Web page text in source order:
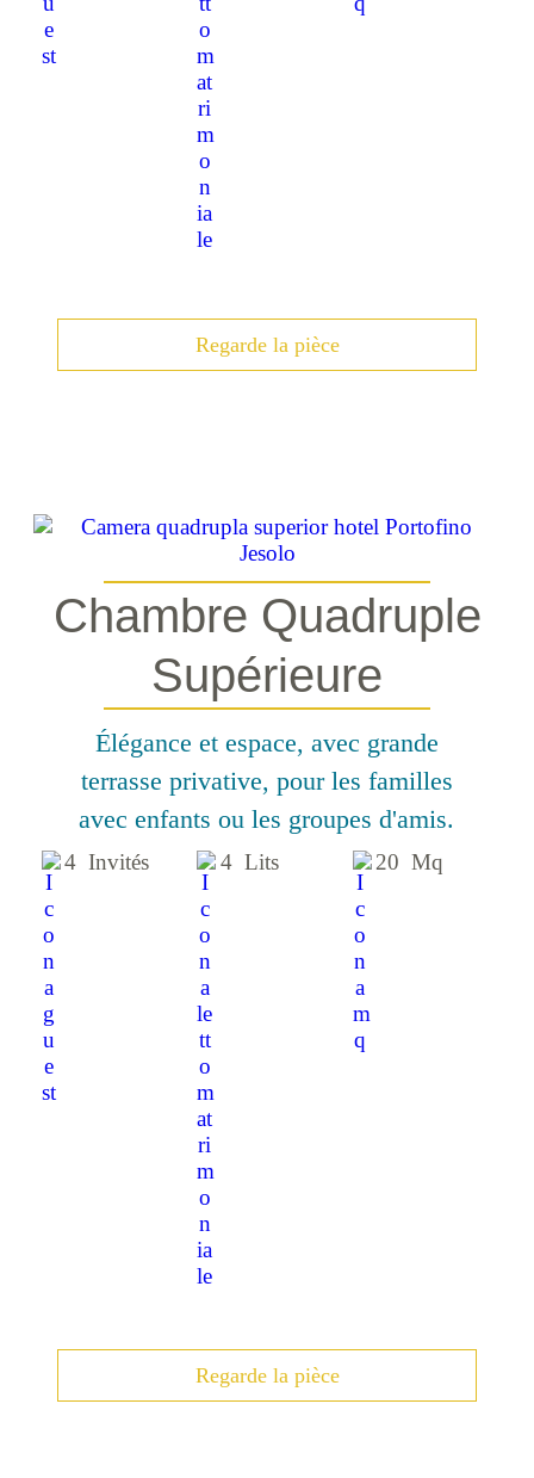
Regarde la pièce
Chambre Quadruple
Supérieure
Élégance et espace, avec grande
terrasse privative, pour les familles
avec enfants ou les groupes d'amis.
4 Invités 4 Lits 20 Mq
Regarde la pièce